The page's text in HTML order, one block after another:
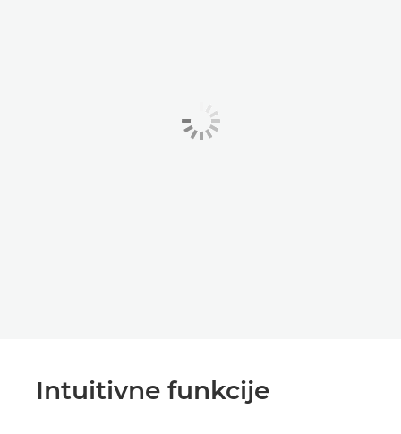
Intuitivne funkcije